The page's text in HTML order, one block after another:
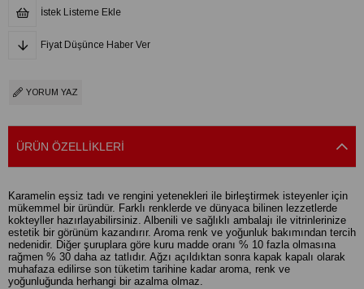
İstek Listeme Ekle
Fiyat Düşünce Haber Ver
YORUM YAZ
ÜRÜN ÖZELLIKLERI
Karamelin eşsiz tadı ve rengini yetenekleri ile birleştirmek isteyenler için
mükemmel bir üründür. Farklı renklerde ve dünyaca bilinen lezzetlerde
kokteyller hazırlayabilirsiniz. Albenili ve sağlıklı ambalajı ile vitrinlerinize
estetik bir görünüm kazandırır. Aroma renk ve yoğunluk bakımından tercih
nedenidir. Diğer şuruplara göre kuru madde oranı % 10 fazla olmasına
rağmen % 30 daha az tatlıdır. Ağzı açıldıktan sonra kapak kapalı olarak
muhafaza edilirse son tüketim tarihine kadar aroma, renk ve
yoğunluğunda herhangi bir azalma olmaz.